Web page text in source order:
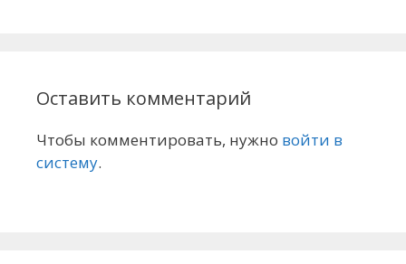
Оставить комментарий
Чтобы комментировать, нужно войти в
систему.